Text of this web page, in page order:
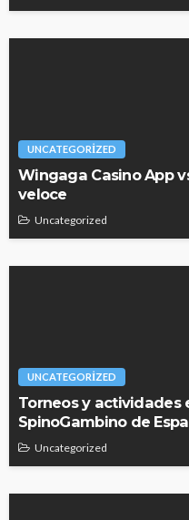
UNCATEGORIZED
Wingaga Casino App
veloce
Uncategorized
UNCATEGORIZED
Torneos y actividades
SpinoGambino de
Uncategorized